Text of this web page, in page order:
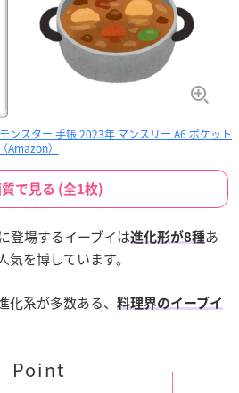
ンスター 手帳 2023年 マンスリー A6 ポケット
Amazon）
質で見る (全1枚)
登場するイーブイは進化形が8種あ
気を博しています。
系が多数ある、 料理界のイーブイ
Point